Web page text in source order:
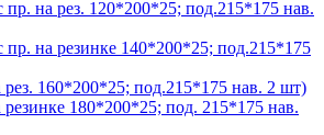
пр. на рез. 120*200*25; под.215*175 нав.
пр. на резинке 140*200*25; под.215*175
рез. 160*200*25; под.215*175 нав. 2 шт)
резинке 180*200*25; под. 215*175 нав.